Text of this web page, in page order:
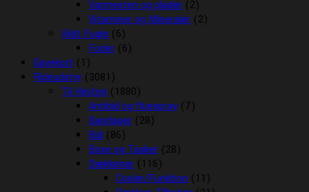
Varmesten og plader (2)
Vitaminer og Mineraler (2)
Vildt Fugle (6)
Foder (6)
Gavekort (1)
Rideudstyr (3081)
Til Hesten (1880)
Antibid og fluespray (7)
Bandager (28)
Bid (86)
Boxe og Tasker (28)
Dækkener (116)
Cooler/Funktion (11)